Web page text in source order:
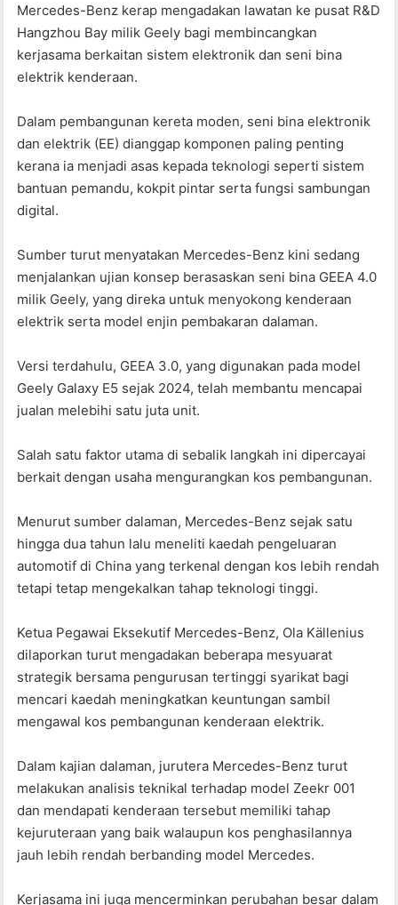
Mercedes-Benz kerap mengadakan lawatan ke pusat R&D
Hangzhou Bay milik Geely bagi membincangkan
kerjasama berkaitan sistem elektronik dan seni bina
elektrik kenderaan.
Dalam pembangunan kereta moden, seni bina elektronik
dan elektrik (EE) dianggap komponen paling penting
kerana ia menjadi asas kepada teknologi seperti sistem
bantuan pemandu, kokpit pintar serta fungsi sambungan
digital.
Sumber turut menyatakan Mercedes-Benz kini sedang
menjalankan ujian konsep berasaskan seni bina GEEA 4.0
milik Geely, yang direka untuk menyokong kenderaan
elektrik serta model enjin pembakaran dalaman.
Versi terdahulu, GEEA 3.0, yang digunakan pada model
Geely Galaxy E5 sejak 2024, telah membantu mencapai
jualan melebihi satu juta unit.
Salah satu faktor utama di sebalik langkah ini dipercayai
berkait dengan usaha mengurangkan kos pembangunan.
Menurut sumber dalaman, Mercedes-Benz sejak satu
hingga dua tahun lalu meneliti kaedah pengeluaran
automotif di China yang terkenal dengan kos lebih rendah
tetapi tetap mengekalkan tahap teknologi tinggi.
Ketua Pegawai Eksekutif Mercedes-Benz, Ola Källenius
dilaporkan turut mengadakan beberapa mesyuarat
strategik bersama pengurusan tertinggi syarikat bagi
mencari kaedah meningkatkan keuntungan sambil
mengawal kos pembangunan kenderaan elektrik.
Dalam kajian dalaman, jurutera Mercedes-Benz turut
melakukan analisis teknikal terhadap model Zeekr 001
dan mendapati kenderaan tersebut memiliki tahap
kejuruteraan yang baik walaupun kos penghasilannya
jauh lebih rendah berbanding model Mercedes.
Kerjasama ini juga mencerminkan perubahan besar dalam